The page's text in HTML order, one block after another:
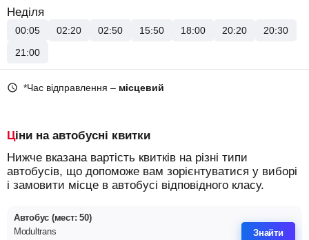
Неділя
00:05 02:20 02:50 15:50 18:00 20:20
20:30
21:00
*Час відправлення – місцевий
Ціни на автобусні квитки
Нижче вказана вартість квитків на різні типи
автобусів, що допоможе вам зорієнтуватися у виборі
і замовити місце в автобусі відповідного класу.
Автобус (мест: 50)
Modultrans
Знайти